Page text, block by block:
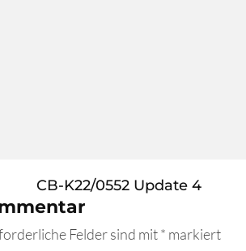
CB-K22/0552 Update 4
Felder sind mit* markiert